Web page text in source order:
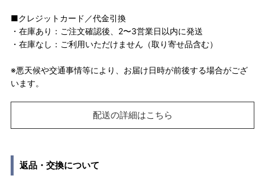
■クレジットカード／代金引換
・在庫あり：ご注文確認後、2〜3営業日以内に発送
・在庫なし：ご利用いただけません（取り寄せ品含む）
※悪天候や交通事情等により、お届け日時が前後する場合がござ
います。
配送の詳細はこちら
返品・交換について